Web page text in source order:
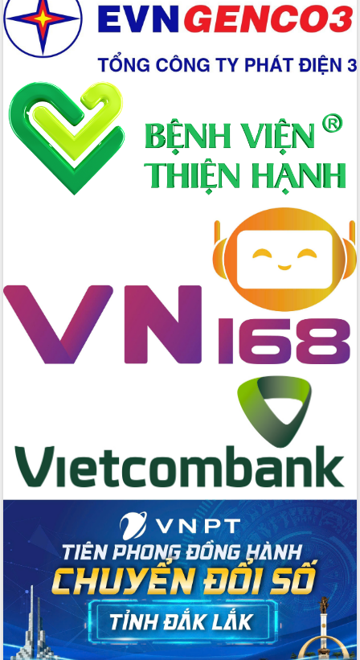
tồn tại IUU, sẵn sàng làm việc với
Đoàn thanh tra EC
Chủ tịch UBND tỉnh Tạ Anh Tuấn thăm,
chúc mừng các bệnh viện nhân Ngày
Rộn ràng lễ hội truyền thống Sông
nước Đà Nông lần thứ I năm 2026
Kỳ họp Chuyên đề lần thứ Năm, HĐND
tỉnh Đắk Lắk thông qua các nghị quyết
quan trọng
Thống nhất danh sách giới thiệu ứng
cử đại biểu Quốc hội khoá XVI và đại
Hội nghị lần thứ tư Ban Chỉ đạo công
tác bầu cử tỉnh Đắk Lắk
Hội nghị Báo cáo viên Trung ương
tháng 01/2026
Phó Thủ tướng Hồ Quốc Dũng đánh giá
Tập trung giải phóng mặt bằng, đẩy
nhanh tiến độ Tuyến đường bộ ven
biển
Gỡ khó, khởi công xây dựng, sửa chữa
toàn bộ nhà ở cho hộ dân đúng tiến độ
UBND tỉnh Đắk Lắk tổng kết công tác
quốc phòng, quân sự địa phương năm
2025
Tập trung triển khai quyết liệt, đồng bộ
các giải pháp nhằm thực hiện hiệu quả
các nhiệm vụ đề ra năm 2025
Phát huy vai trò của người có uy tín